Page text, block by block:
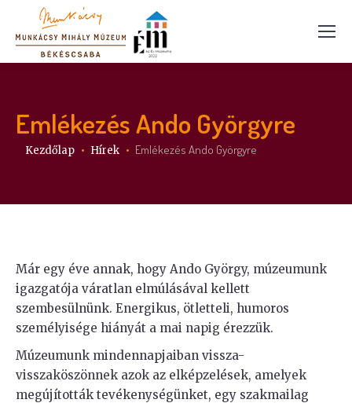
Emlékezés Ando Györgyre
Itt vagy:
Kezdőlap Hírek Emlékezés Ando Györgyre
Már egy éve annak, hogy Ando György, múzeumunk
igazgatója váratlan elmúlásával kellett
szembesülnünk. Energikus, ötletteli, humoros
személyisége hiányát a mai napig érezzük.
Múzeumunk mindennapjaiban vissza-
visszaköszönnek azok az elképzelések, amelyek
megújították tevékenységünket, egy szakmailag